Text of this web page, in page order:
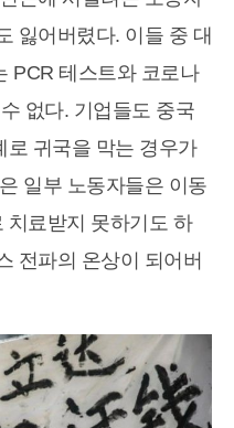
잃어버렸다. 이들 중 대
PCR 테스트와 코로나
없다. 기업들도 중국
로 귀국을 막는 경우가
일부 노동자들은 이동
치료받지 못하기도 하
전파의 온상이 되어버